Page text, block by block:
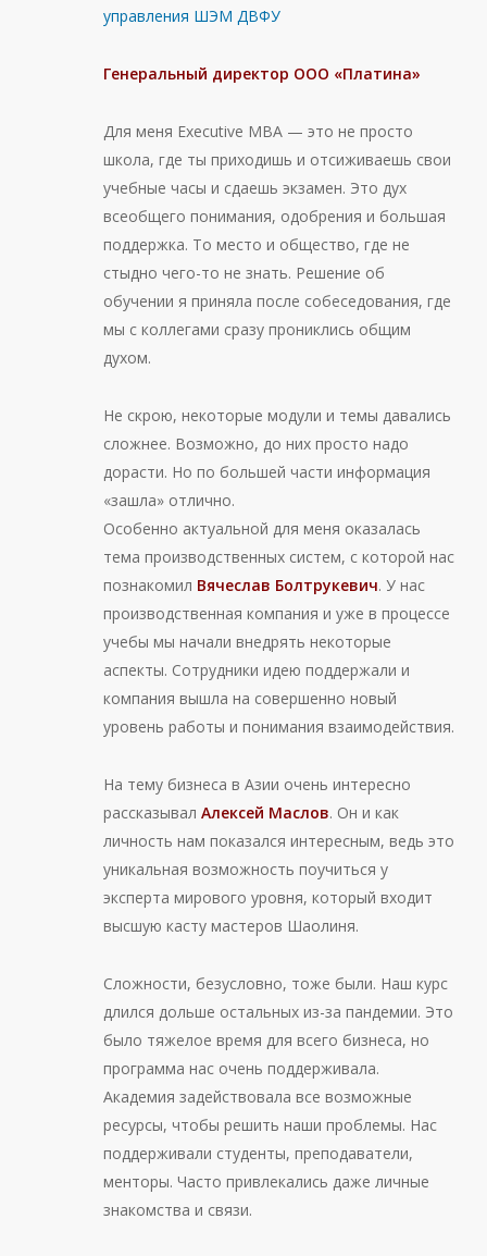
управления ШЭМ ДВФУ
Генеральный директор ООО «Платина»
Для меня Executive MBA — это не просто
школа, где ты приходишь и отсиживаешь свои
учебные часы и сдаешь экзамен. Это дух
всеобщего понимания, одобрения и большая
поддержка. То место и общество, где не
стыдно чего-то не знать. Решение об
обучении я приняла после собеседования, где
мы с коллегами сразу прониклись общим
духом.
Не скрою, некоторые модули и темы давались
сложнее. Возможно, до них просто надо
дорасти. Но по большей части информация
«зашла» отлично.
Особенно актуальной для меня оказалась
тема производственных систем, с которой нас
познакомил Вячеслав Болтрукевич. У нас
производственная компания и уже в процессе
учебы мы начали внедрять некоторые
аспекты. Сотрудники идею поддержали и
компания вышла на совершенно новый
уровень работы и понимания взаимодействия.
На тему бизнеса в Азии очень интересно
рассказывал Алексей Маслов. Он и как
личность нам показался интересным, ведь это
уникальная возможность поучиться у
эксперта мирового уровня, который входит
высшую касту мастеров Шаолиня.
Сложности, безусловно, тоже были. Наш курс
длился дольше остальных из-за пандемии. Это
было тяжелое время для всего бизнеса, но
программа нас очень поддерживала.
Академия задействовала все возможные
ресурсы, чтобы решить наши проблемы. Нас
поддерживали студенты, преподаватели,
менторы. Часто привлекались даже личные
знакомства и связи.